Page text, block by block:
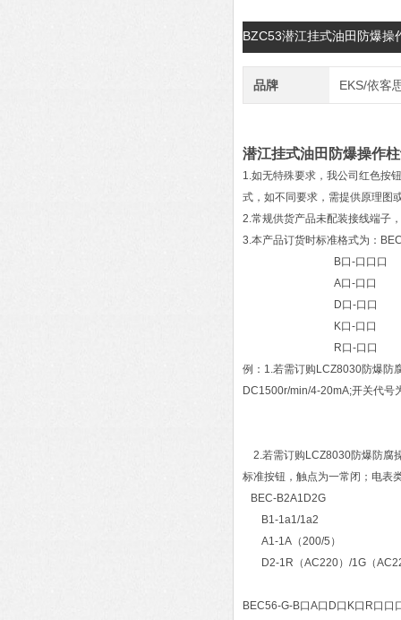
BZC53潜江挂式油田防爆操
品牌 EKS/依客
潜江挂式油田防爆操作柱
1.如无特殊要求，我公司红色按
式，如不同要求，需提供原理图
2.常规供货产品未配装接线端子
3.本产品订货时标准格式为：
B口-口口口
A口-口口
D口-口口
K口-口口
R口-口口
例：1.若需订购LCZ8030防爆防
DC1500r/min/4-20mA;开关代号
2.若需订购LCZ8030防爆防腐
标准按钮，触点为一常闭；电表
BEC-B2A1D2G
B1-1a1/1a2
A1-1A（200/5）
D2-1R（AC220）/1G（
BEC56-G-B口A口D口K口R口口